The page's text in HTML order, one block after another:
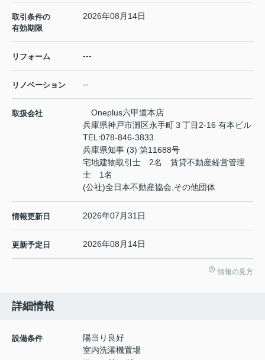
取引条件の
有効期限
2026年08月14日
リフォーム ---
リノベーション --
取扱会社
Oneplus六甲道本店
兵庫県神戸市灘区永手町３丁目2-16 有本ビル
TEL:078-846-3833
兵庫県知事 (3) 第11688号
宅地建物取引士 2名 賃貸不動産経営管理
士 1名
(公社)全日本不動産協会,その他団体
情報更新日 2026年07月31日
更新予定日 2026年08月14日
情報の見方
詳細情報
設備条件
陽当り良好
室内洗濯機置場